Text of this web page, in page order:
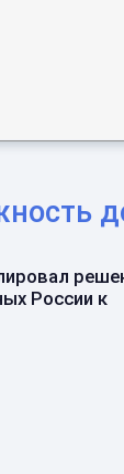
России к